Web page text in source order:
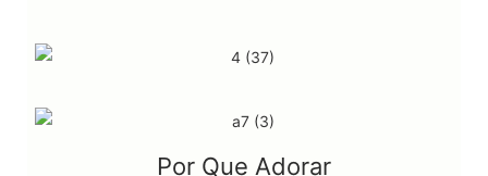
Por Que Adorar